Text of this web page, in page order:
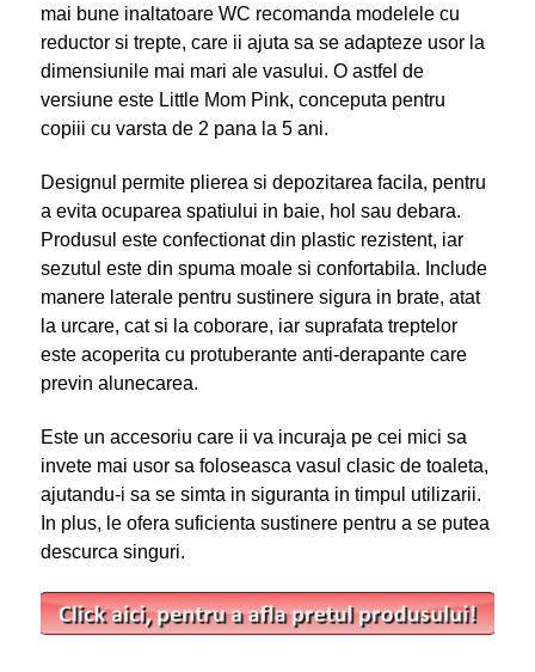
mai bune inaltatoare WC recomanda modelele cu
reductor si trepte, care ii ajuta sa se adapteze usor la
dimensiunile mai mari ale vasului. O astfel de
versiune este Little Mom Pink, conceputa pentru
copiii cu varsta de 2 pana la 5 ani.
Designul permite plierea si depozitarea facila, pentru
a evita ocuparea spatiului in baie, hol sau debara.
Produsul este confectionat din plastic rezistent, iar
sezutul este din spuma moale si confortabila. Include
manere laterale pentru sustinere sigura in brate, atat
la urcare, cat si la coborare, iar suprafata treptelor
este acoperita cu protuberante anti-derapante care
previn alunecarea.
Este un accesoriu care ii va incuraja pe cei mici sa
invete mai usor sa foloseasca vasul clasic de toaleta,
ajutandu-i sa se simta in siguranta in timpul utilizarii.
In plus, le ofera suficienta sustinere pentru a se putea
descurca singuri.